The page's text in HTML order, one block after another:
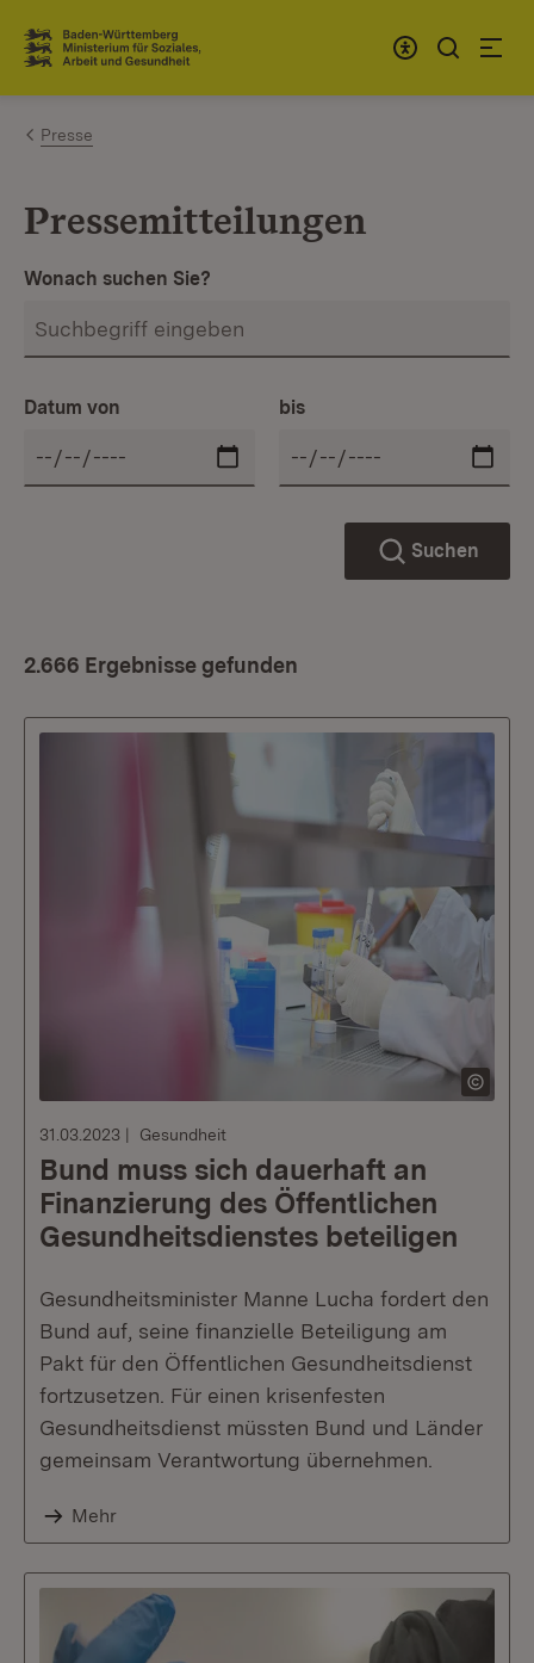
Zum Inhalt springen
Link zur Startseite
Presse
Pressemitteilungen
Wonach suchen Sie?
Datum von bis
Suchen
2.666 Ergebnisse gefunden
31.03.2023 Gesundheit
Bund muss sich dauerhaft an
Finanzierung des Öffentlichen
Gesundheitsdienstes beteiligen
Gesundheitsminister Manne Lucha fordert den
Bund auf, seine finanzielle Beteiligung am
Pakt für den Öffentlichen Gesundheitsdienst
fortzusetzen. Für einen krisenfesten
Gesundheitsdienst müssten Bund und Länder
gemeinsam Verantwortung übernehmen.
Mehr